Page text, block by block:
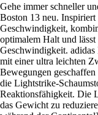
Gehe immer schneller
Boston 13 neu.
Geschwindigkeit,
optimalem Halt und
Geschwindigkeit.
mit einer ultra leichten
Bewegungen
die Lightstrike-
Reaktionsfähigkeit. Die
das Gewicht zu